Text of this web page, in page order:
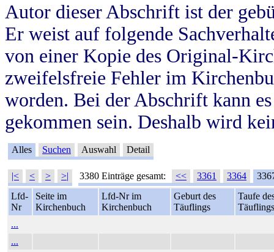
Autor dieser Abschrift ist der
Er weist auf folgende
von einer Kopie des Original-
zweifelsfreie Fehler im
worden. Bei der Abschrift kann
gekommen sein. Deshalb wird
Alles Suchen Auswahl Detail
|< < > >| 3380 Einträge gesamt: << 3361 3364
Lfd-
Nr
Seite im
Kirchenbuch
Lfd-Nr im
Kirchenbuch
Geburt des
Täuflings
Taufe
Täuflings
...
...